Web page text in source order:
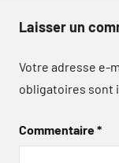
Laisser un
Votre adresse e-
obligatoires sont
Commentaire*